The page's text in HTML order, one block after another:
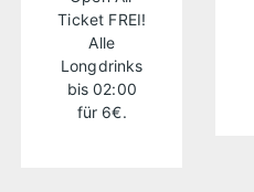
Ticket FREI!
Alle
Longdrinks
bis 02:00
für 6€.